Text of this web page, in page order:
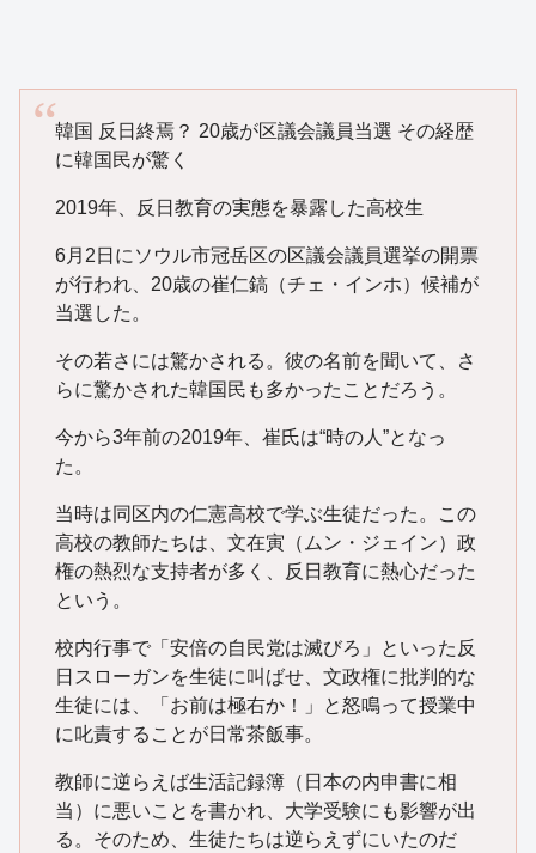
韓国 反日終焉？ 20歳が区議会議員当選 その経歴
に韓国民が驚く
2019年、反日教育の実態を暴露した高校生
6月2日にソウル市冠岳区の区議会議員選挙の開票
が行われ、20歳の崔仁鎬（チェ・インホ）候補が
当選した。
その若さには驚かされる。彼の名前を聞いて、さ
らに驚かされた韓国民も多かったことだろう。
今から3年前の2019年、崔氏は“時の人”となっ
た。
当時は同区内の仁憲高校で学ぶ生徒だった。この
高校の教師たちは、文在寅（ムン・ジェイン）政
権の熱烈な支持者が多く、反日教育に熱心だった
という。
校内行事で「安倍の自民党は滅びろ」といった反
日スローガンを生徒に叫ばせ、文政権に批判的な
生徒には、「お前は極右か！」と怒鳴って授業中
に叱責することが日常茶飯事。
教師に逆らえば生活記録簿（日本の内申書に相
当）に悪いことを書かれ、大学受験にも影響が出
る。そのため、生徒たちは逆らえずにいたのだ